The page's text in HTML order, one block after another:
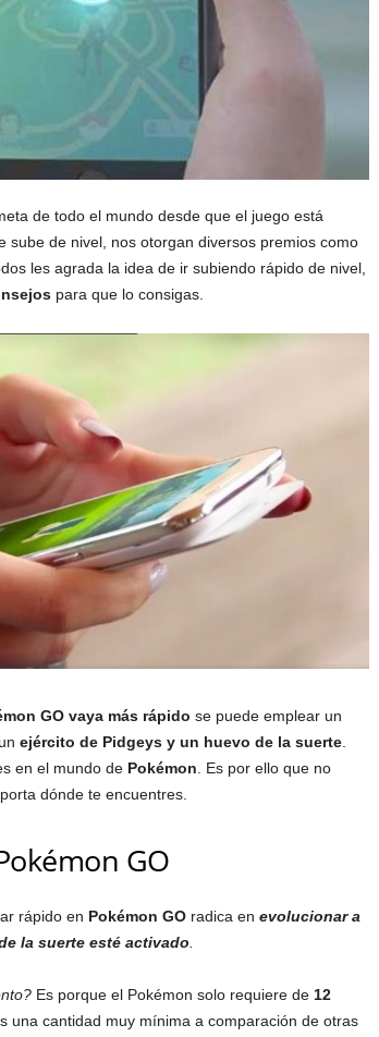
de todo el mundo desde que el juego está
sube de nivel, nos otorgan diversos premios como
les agrada la idea de ir subiendo rápido de nivel,
para que lo consigas.
GO vaya más rápido se puede emplear un
ejército de Pidgeys y un huevo de la suerte.
en el mundo de Pokémon. Es por ello que no
dónde te encuentres.
GO
rápido en Pokémon GOradica en evolucionar a
la suerte esté activado.
Es porque el Pokémon solo requiere de 12
una cantidad muy mínima a comparación de otras